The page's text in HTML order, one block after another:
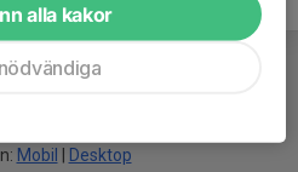
Mobil Desktop
alla kakor